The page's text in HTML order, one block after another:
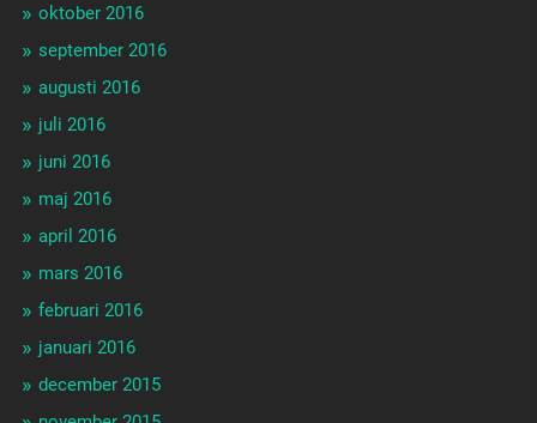
oktober 2016
september 2016
augusti 2016
juli 2016
juni 2016
maj 2016
april 2016
mars 2016
februari 2016
januari 2016
december 2015